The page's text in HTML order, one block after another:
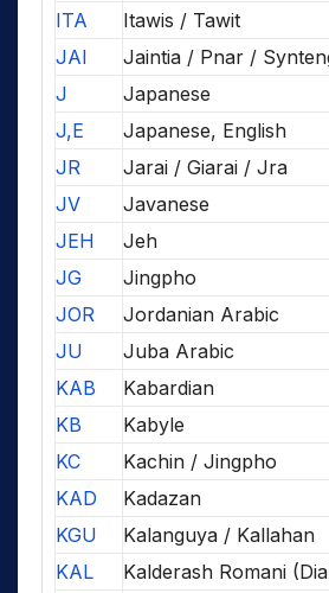
ITA
Itawis / Tawit
JAI
Jaintia / Pnar /
J
Japanese
J,E
Japanese, English
JR
Jarai / Giarai / Jra
JV
Javanese
JEH
Jeh
JG
Jingpho
JOR
Jordanian Arabic
JU
Juba Arabic
KAB
Kabardian
KB
Kabyle
KC
Kachin / Jingpho
KAD
Kadazan
KGU
Kalanguya / Kallahan
KAL
Kalderash Romani